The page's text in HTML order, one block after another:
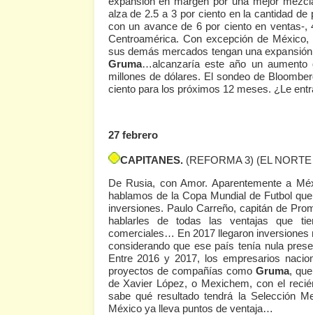
alza de 2.5 a 3 por ciento en la cantidad
con un avance de 6 por ciento en ventas-
Centroamérica. Con excepción de
sus demás mercados tengan una
Gruma…alcanzaría este año un
millones de dólares. El sondeo de
ciento para los próximos 12 meses. ¿Le
27 febrero
CAPITANES. (REFORMA 3) (EL
De Rusia, con Amor. Aparentemente a
hablamos de la Copa Mundial de Futbol
inversiones. Paulo Carreño, capitán de
hablarles de todas las ventajas que
comerciales… En 2017 llegaron inversiones
considerando que ese país tenía nula
Entre 2016 y 2017, los empresarios
proyectos de compañías comoGruma,
de Xavier López, o Mexichem, con el
sabe qué resultado tendrá la Selección
México ya lleva puntos de ventaja…